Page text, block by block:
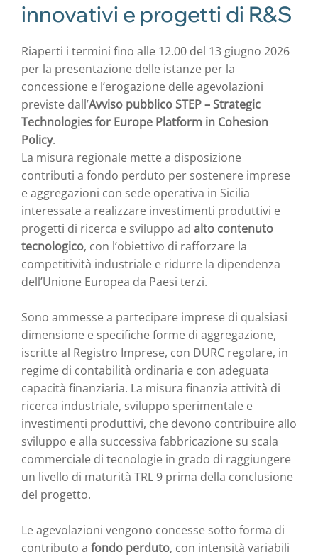
innovativi e progetti di R&S
Riaperti i termini fino alle 12.00 del 13 giugno 2026
per la presentazione delle istanze per la
concessione e l’erogazione delle agevolazioni
previste dall’Avviso pubblico STEP – Strategic
Technologies for Europe Platform in Cohesion
Policy.
La misura regionale mette a disposizione
contributi a fondo perduto per sostenere imprese
e aggregazioni con sede operativa in Sicilia
interessate a realizzare investimenti produttivi e
progetti di ricerca e sviluppo ad alto contenuto
tecnologico, con l’obiettivo di rafforzare la
competitività industriale e ridurre la dipendenza
dell’Unione Europea da Paesi terzi.
Sono ammesse a partecipare imprese di qualsiasi
dimensione e specifiche forme di aggregazione,
iscritte al Registro Imprese, con DURC regolare, in
regime di contabilità ordinaria e con adeguata
capacità finanziaria. La misura finanzia attività di
ricerca industriale, sviluppo sperimentale e
investimenti produttivi, che devono contribuire allo
sviluppo e alla successiva fabbricazione su scala
commerciale di tecnologie in grado di raggiungere
un livello di maturità TRL 9 prima della conclusione
del progetto.
Le agevolazioni vengono concesse sotto forma di
contributo a fondo perduto, con intensità variabili